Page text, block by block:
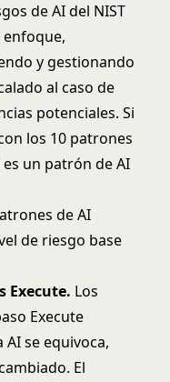
de AI del NIST
y gestionando
al caso de
potenciales. Si
los 10 patrones
un patrón de AI
de AI
de riesgo base
Execute. Los
Execute
se equivoca,
El